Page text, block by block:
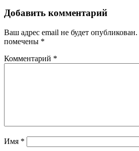
Добавить комментарий
Ваш адрес email не будет опубликован.
помечены *
Комментарий *
Имя *